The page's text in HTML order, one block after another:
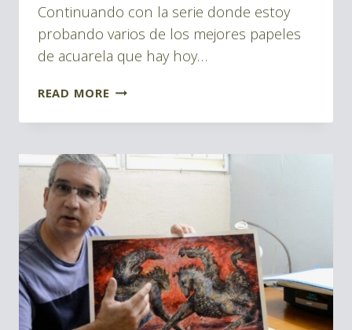
Continuando con la serie donde estoy
probando varios de los mejores papeles
de acuarela que hay hoy…
READ MORE PAPEL
SAUNDERS
WATERFORD